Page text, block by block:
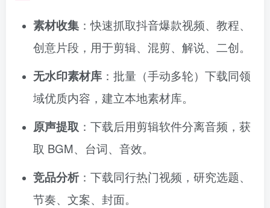
素材收集 ：快速抓取抖音爆款视频、教程、
创意片段，用于剪辑、混剪、解说、二创。
无水印素材库 ：批量（手动多轮）下载同领
域优质内容，建立本地素材库。
原声提取 ：下载后用剪辑软件分离音频，获
取 BGM、台词、音效。
竞品分析 ：下载同行热门视频，研究选题、
节奏、文案、封面。